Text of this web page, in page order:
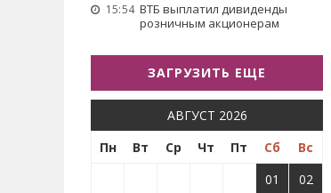
15:54 ВТБ выплатил дивиденды
розничным акционерам
ЗАГРУЗИТЬ ЕЩЕ
АВГУСТ 2026
Пн
Вт Ср Чт Пт Сб
Вс
01
02